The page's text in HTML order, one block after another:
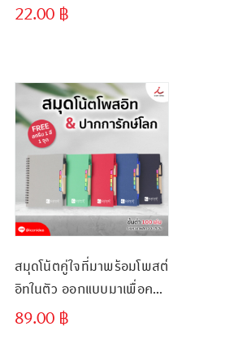
22.00 ฿
สมุดโน้ตคู่ใจที่มาพร้อมโพสต์
อิทในตัว ออกแบบมาเพื่อคน
ยุคใหม่ที่ต้องการความคล่อง
89.00 ฿